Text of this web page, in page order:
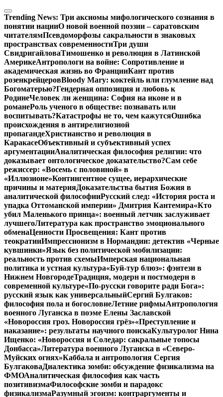
Перейти
к
содержимому
Trending News: Три аксиомы мифологического сознания в
понятии нацииО новой военной поэзии – саратовским
читателямПсевдоморфозы сакральности в знаковых
пространствах современностиТри души
СвидригайловаТимошенко и революция в Латинской
АмерикеАнтропологи на войне: Сопротивление и
академическая жизнь во ФранцииКант против
розенкрейцеровBloody Mary: коктейль или глумление над
Богоматерью?Гендерная оппозиция и любовь к
РодинеЧеловек ли женщина: София на иконе и в
романеРоль ученого в обществе: познавать или
воспитывать?Катастрофы не то, чем кажутсяОшибка
происхождения в антирелигиозной
пропагандеХристианство и революция в
КаракасеОбъективный и субъективный успех
аргументацииАналитическая философия религии: что
доказывает онтологическое доказательство?Сам себе
режиссер: «Восемь с половиной» в
«Иллюзионе»Контингентное сущее, иерархические
причины и материяДоказательства бытия Божия в
аналитической философииРусский след: «История роста и
упадка Оттоманской империи» Дмитрия Кантемира«Кто
убил Маленького принца»: военный летчик заслуживает
лучшегоЛитература как пространство эмоционального
обменаЦенности Просвещения: Кант против
теократииИмпрессионизм в Нормандии: детектив «Черные
кувшинки»Язык без политической мобилизации:
реальность против схемыИмперская национальная
политика и устная культура«Буй-тур блюз»: фэнтези в
Нижнем НовгородеТрадиция, модерн и постмодерн в
современной культуре«По-русски говорите ради Бога»:
русский язык как универсальныйСергий Булгаков:
философия пола и богословиеЛетние рифмыАнтропология
военного Луганска в поэме Елены Заславской
«Новороссия гроз. Новороссия грёз»«Преступление и
наказание»: результаты научного поискаКультуролог Нина
Ищенко: «Новороссия и Соледар: сакральные топосы
Донбасса»Литература военного Луганска в «Северо-
Муйских огнях»Каббала и антропология Сергия
БулгаковаДиалектика зомби: обсуждение физикализма на
ФМОАналитическая философия как часть
позитивизмаФилософские зомби и парадокс
физикализмаРазумный эгоизм: контраргументы и